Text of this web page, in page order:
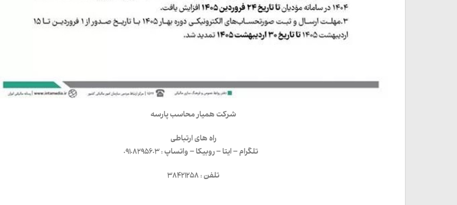
شرکت همیار محاسب پارسه
راه های ارتباطی
تلگرام – ایتا – روبیکا – واتساپ : 09108295603
تلفن : 38421258